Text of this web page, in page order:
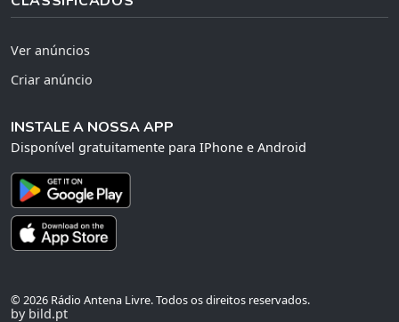
Ver anúncios
Criar anúncio
INSTALE A NOSSA APP
Disponível gratuitamente para IPhone e Android
© 2026 Rádio Antena Livre. Todos os direitos reservados.
by bild.pt